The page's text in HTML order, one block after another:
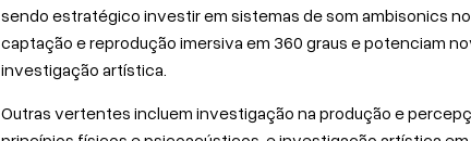
sendo estratégico investir em sistemas de som ambisonics
captação e reprodução imersiva em 360 graus e potenciam
investigação artística.
Outras vertentes incluem investigação na produção e